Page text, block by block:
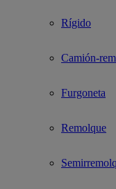
Rígido
Camión-
Furgoneta
Remolque